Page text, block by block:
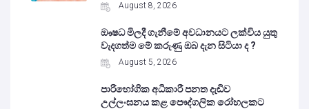
August 8, 2026
ඖෂධ මිලදී ගැනීමේ අවධානයට ලක්විය යුතු
වැදගත්ම මේ කරුණු ඔබ දැන සිටියා ද ?
August 5, 2026
පාරිභෝගික අධිකාරී පනත දැඩිව
උල්ලංඝනය කළ පෞද්ගලික රෝහලකට